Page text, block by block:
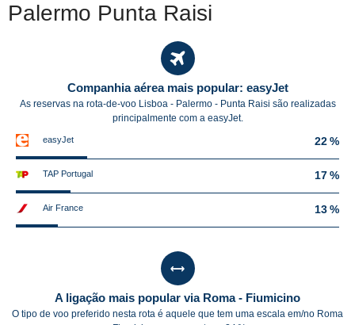
Palermo Punta Raisi
Companhia aérea mais popular: easyJet
As reservas na rota-de-voo Lisboa - Palermo - Punta Raisi são realizadas
principalmente com a easyJet.
easyJet 22 %
TAP Portugal 17 %
Air France 13 %
A ligação mais popular via Roma - Fiumicino
O tipo de voo preferido nesta rota é aquele que tem uma escala em/no Roma